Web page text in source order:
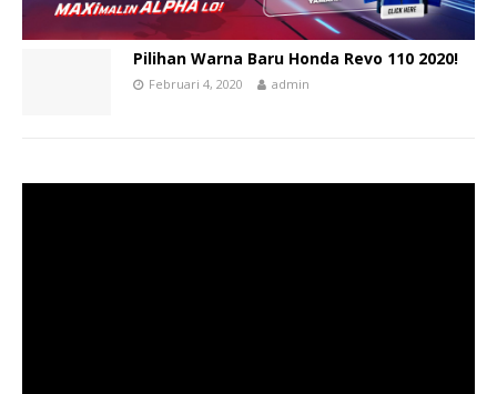
Pilihan Warna Baru Honda Revo 110 2020!
Februari 4, 2020 admin